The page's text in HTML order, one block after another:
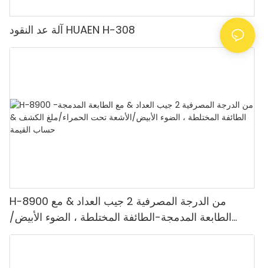
آلة عد النقود HUAEN H-308
H-8900 من الدرجة المصرفية 2 جيب العداد & مع
الطابعة المدمجة-الطائفة المختلطة ، الضوء الأبيض/
الأشعة تحت الحمراء/ملغ الكشف & حساب القيمة